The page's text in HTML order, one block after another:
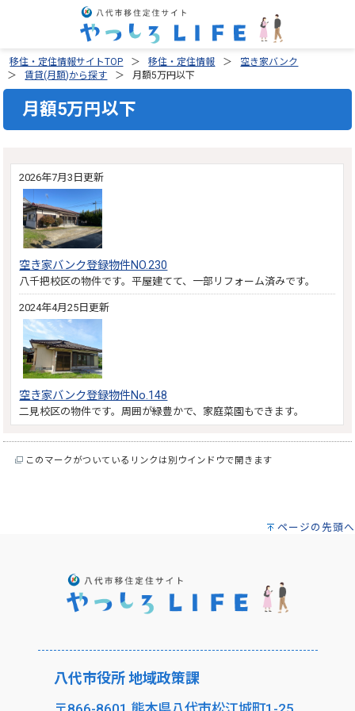
移住・定住情報サイトTOP 移住・定住情報
空き家バンク
賃貸(月額)から探す
月額5万円以下
月額5万円以下
2026年7月3日更新
空き家バンク登録物件NO.230
八千把校区の物件です。平屋建てて、一部リフォーム済みです。
2024年4月25日更新
空き家バンク登録物件No.148
二見校区の物件です。周囲が緑豊かで、家庭菜園もできます。
このマークがついているリンクは別ウインドウで開きます
ページの先頭へ
八代市役所 地域政策課